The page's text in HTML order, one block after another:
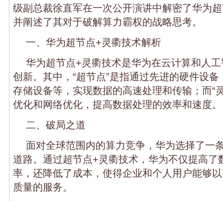
级副总裁徐直军在一次公开演讲中解密了华为
并阐述了其对于破解算力霸权的战略思考。
一、华为超节点+灵衢技术解析
华为超节点+灵衢技术是华为在云计算和人
创新。其中，“超节点”是指通过先进的硬件设
存储设备等，实现数据的高速处理和传输；而“
优化和网络优化，提高数据处理的效率和速度。
二、破局之道
面对全球范围内的算力竞争，华为选择了一
道路。通过超节点+灵衢技术，华为不仅提高了
率，还降低了成本，使得企业和个人用户能够
质量的服务。